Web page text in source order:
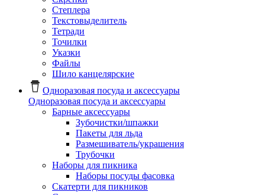
Степлера
Текстовыделитель
Тетради
Точилки
Указки
Файлы
Шило канцелярские
Одноразовая посуда и аксессуары
Одноразовая посуда и аксессуары
Барные аксессуары
Зубочистки/шпажки
Пакеты для льда
Размешиватель/украшения
Трубочки
Наборы для пикника
Наборы посуды фасовка
Скатерти для пикников